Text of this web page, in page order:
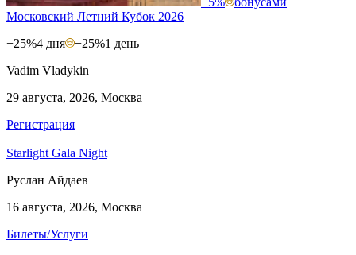
Московский Летний Кубок 2026
−25%4 дня −25%1 день
Vadim Vladykin
29 августа, 2026, Москва
Регистрация
Starlight Gala Night
Руслан Айдаев
16 августа, 2026, Москва
Билеты/Услуги